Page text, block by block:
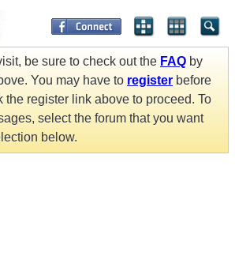
be sure to check out the FAQ by
You may have to register before
the register link above to proceed. To
select the forum that you want
below.